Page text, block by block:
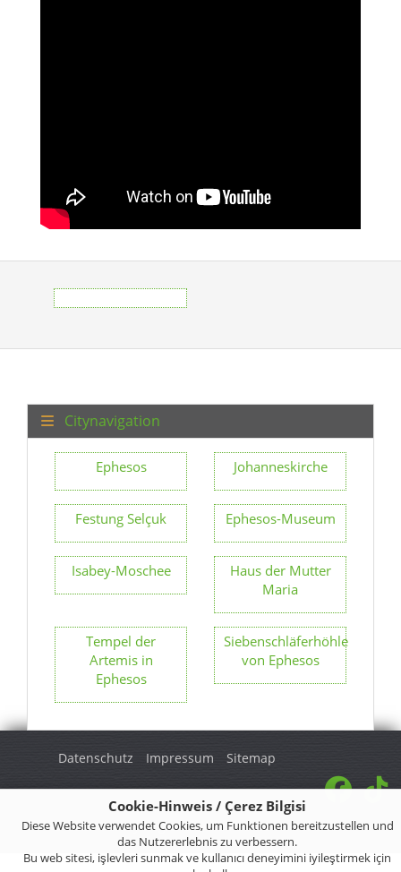
Cookie-Hinweis / Çerez Bilgisi
Diese Website verwendet Cookies, um Funktionen bereitzustellen und
das Nutzererlebnis zu verbessern.
Bu web sitesi, işlevleri sunmak ve kullanıcı deneyimini iyileştirmek için
Citynavigation
Ephesos Johanneskirche
Festung Selçuk Ephesos-Museum
Isabey-Moschee
Haus der Mutter
Maria
Tempel der
Artemis in
Ephesos
Siebenschläferhöhle
von Ephesos
Datenschutz Impressum Sitemap
© 2026 Turkey Regional. Alle Rechte vorbehalten.